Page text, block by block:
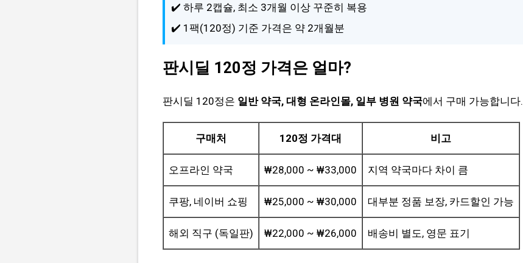
✔️ 하루 2캡슐, 최소 3개월 이상 꾸준히 복용
✔️ 1팩(120정) 기준 가격은 약 2개월분
판시딜 120정 가격은 얼마?
판시딜 120정은 일반 약국, 대형 온라인몰, 일부 병원 약국에서 구매 가능합니다.
구매처 120정 가격대 비고
오프라인 약국 ₩28,000 ~ ₩33,000 지역 약국마다 차이 큼
쿠팡, 네이버 쇼핑 ₩25,000 ~ ₩30,000 대부분 정품 보장, 카드할인 가능
해외 직구 (독일판) ₩22,000 ~ ₩26,000 배송비 별도, 영문 표기